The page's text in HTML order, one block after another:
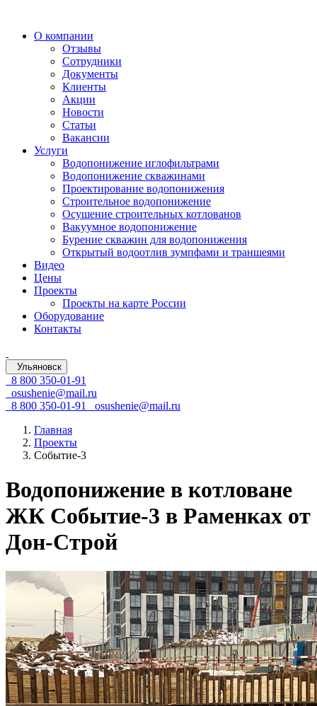
О компании
Отзывы
Сотрудники
Документы
Клиенты
Акции
Новости
Статьи
Вакансии
Услуги
Водопонижение иглофильтрами
Водопонижение скважинами
Проектирование водопонижения
Строительное водопонижение
Осушение строительных котлованов
Вакуумное водопонижение
Бурение скважин для водопонижения
Открытый водоотлив зумпфами и траншеями
Видео
Цены
Проекты
Проекты на карте России
Оборудование
Контакты
Ульяновск
8 800 350-01-91
osushenie@mail.ru
8 800 350-01-91
osushenie@mail.ru
Главная
Проекты
Событие-3
Водопонижение в котловане
ЖК Событие-3 в Раменках от
Дон-Строй